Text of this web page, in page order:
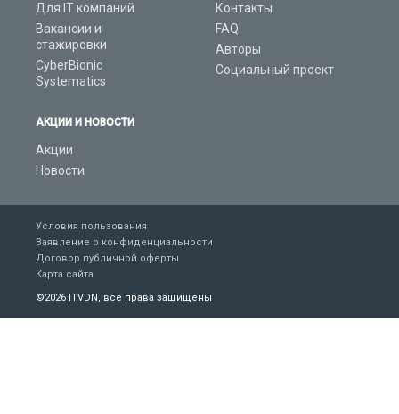
Для IT компаний
Вакансии и
стажировки
CyberBionic
Systematics
АКЦИИ И НОВОСТИ
Акции
Новости
Контакты
FAQ
Авторы
Социальный проект
Условия пользования
Заявление о конфиденциальности
Договор публичной оферты
Карта сайта
©2026 ITVDN, все права защищены